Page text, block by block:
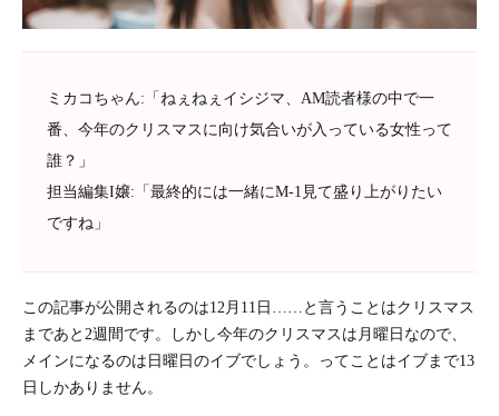
ミカコちゃん:「ねぇねぇイシジマ、AM読者様の中で一
番、今年のクリスマスに向け気合いが入っている女性って
誰？」
担当編集I嬢:「最終的には一緒にM-1見て盛り上がりたい
ですね」
この記事が公開されるのは12月11日……と言うことはクリスマス
まであと2週間です。しかし今年のクリスマスは月曜日なので、
メインになるのは日曜日のイブでしょう。ってことはイブまで13
日しかありません。